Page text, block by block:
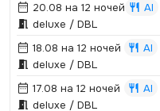
20.08 на 12 ночей
AI
deluxe / DBL
18.08 на 12 ночей
AI
deluxe / DBL
17.08 на 12 ночей
AI
deluxe / DBL